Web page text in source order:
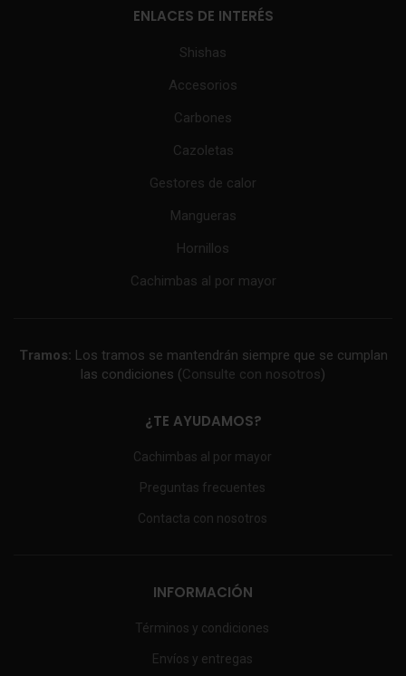
ENLACES DE INTERÉS
Shishas
Accesorios
Carbones
Cazoletas
Gestores de calor
Mangueras
Hornillos
Cachimbas al por mayor
Tramos: Los tramos se mantendrán siempre que se cumplan
las condiciones (Consulte con nosotros)
¿TE AYUDAMOS?
Cachimbas al por mayor
Preguntas frecuentes
Contacta con nosotros
INFORMACIÓN
Términos y condiciones
Envíos y entregas